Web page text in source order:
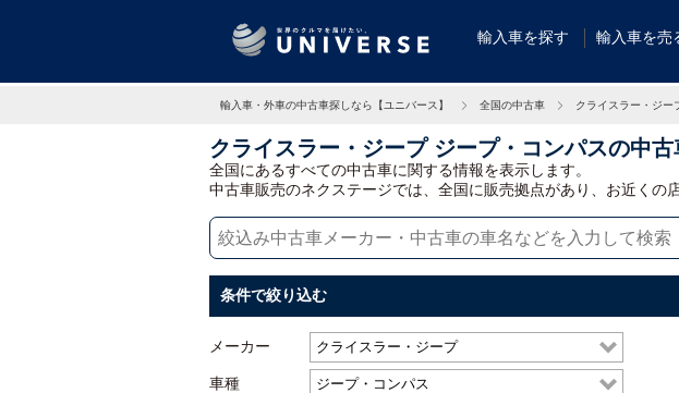
輸入車を探す 輸入車を売
輸入車・外車の中古車探しなら【ユニバース】 全国の中古車 クライスラー・ジー
クライスラー・ジープ ジープ・コンパスの中古
全国にあるすべての中古車に関する情報を表示します。
中古車販売のネクステージでは、全国に販売拠点があり、お近くの
条件で絞り込む
メーカー
車種